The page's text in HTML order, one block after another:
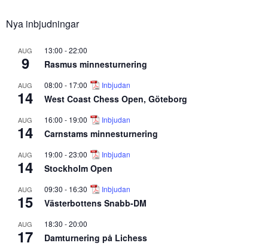
Nya inbjudningar
AUG
9
13:00 -22:00
Rasmus minnesturnering
AUG
14
08:00 - 17:00 Inbjudan
West Coast Chess Open, Göteborg
AUG
14
16:00 - 19:00 Inbjudan
Carnstams minnesturnering
AUG
14
19:00 -23:00 Inbjudan
Stockholm Open
AUG
15
09:30 - 16:30 Inbjudan
Västerbottens Snabb-DM
AUG
17
18:30 -20:00
Damturnering på Lichess